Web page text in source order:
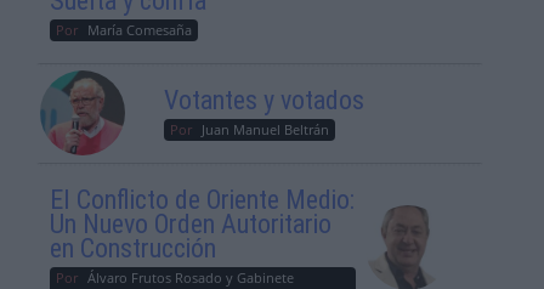
Por María Comesaña
Votantes y votados
Por Juan Manuel Beltrán
El Conflicto de Oriente Medio:
Un Nuevo Orden Autoritario
en Construcción
Por Álvaro Frutos Rosado y Gabinete